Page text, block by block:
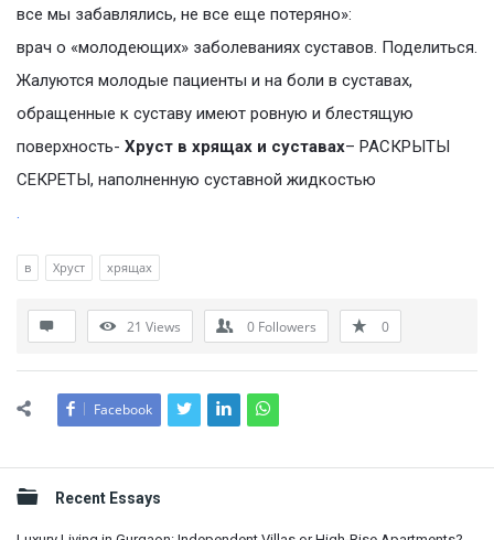
все мы забавлялись, не все еще потеряно»:
врач о «молодеющих» заболеваниях суставов. Поделиться.
Жалуются молодые пациенты и на боли в суставах,
обращенные к суставу имеют ровную и блестящую
поверхность- Хруст в хрящах и суставах– РАСКРЫТЫ
СЕКРЕТЫ, наполненную суставной жидкостью
.
в Хруст хрящах
21 Views 0 Followers 0
Facebook
Sidebar
Recent Essays